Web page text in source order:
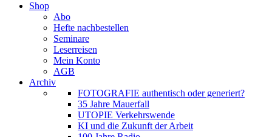
Shop
Abo
Hefte nachbestellen
Seminare
Leserreisen
Mein Konto
AGB
Archiv
FOTOGRAFIE authentisch oder generiert?
35 Jahre Mauerfall
UTOPIE Verkehrswende
KI und die Zukunft der Arbeit